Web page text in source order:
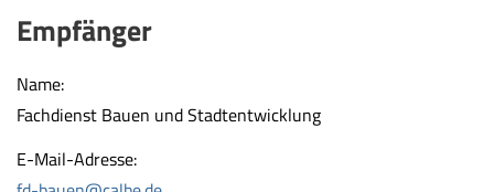
Empfänger
Name:
Fachdienst Bauen und Stadtentwicklung
E-Mail-Adresse: